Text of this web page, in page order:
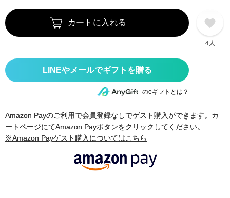
カートに入れる
4人
のeギフトとは？
Amazon Payのご利用で会員登録なしでゲスト購入ができます。カ
ートページにてAmazon Payボタンをクリックしてください。
※Amazon Payゲスト購入についてはこちら